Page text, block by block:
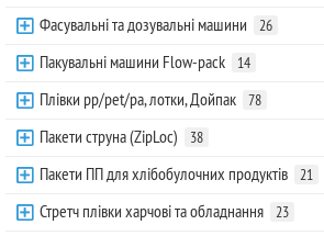
Фасувальні та дозувальні машини 26
Пакувальні машини Flow-pack 14
Плівки pp/pet/pa, лотки, Дойпак 78
Пакети струна (ZipLoc) 38
Пакети ПП для хлібобулочних продуктів 21
Стретч плівки харчові та обладнання 23